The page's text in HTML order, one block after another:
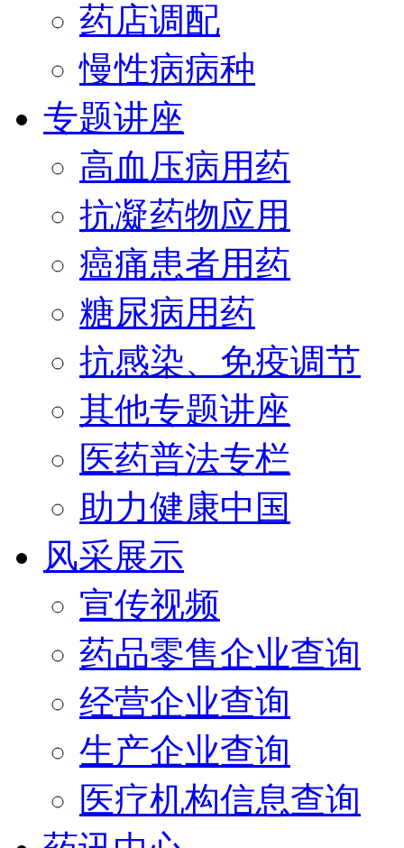
药店调配
慢性病病种
专题讲座
高血压病用药
抗凝药物应用
癌痛患者用药
糖尿病用药
抗感染、免疫调节
其他专题讲座
医药普法专栏
助力健康中国
风采展示
宣传视频
药品零售企业查询
经营企业查询
生产企业查询
医疗机构信息查询